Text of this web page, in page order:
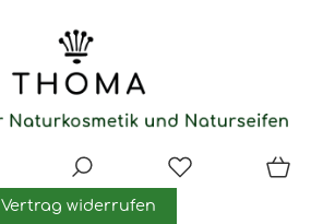
Vertrag widerrufen